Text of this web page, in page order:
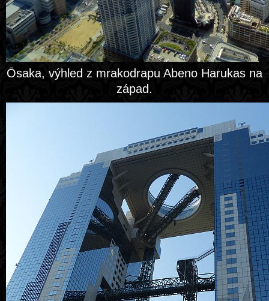
Ōsaka, výhled z mrakodrapu Abeno Harukas na
západ.